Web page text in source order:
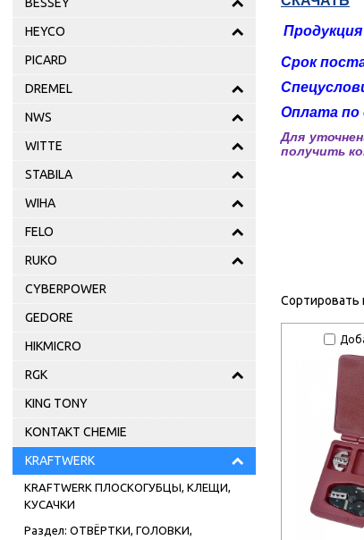
BESSEY
HEYCO
PICARD
DREMEL
NWS
WITTE
STABILA
WIHA
FELO
RUKO
CYBERPOWER
GEDORE
HIKMICRO
RGK
KING TONY
KONTAKT CHEMIE
KRAFTWERK
KRAFTWERK ПЛОСКОГУБЦЫ, КЛЕЩИ,
КУСАЧКИ
Раздел: ОТВЁРТКИ, ГОЛОВКИ,
Продукция
Срок
Оплата по
Для
получить
Сортировать